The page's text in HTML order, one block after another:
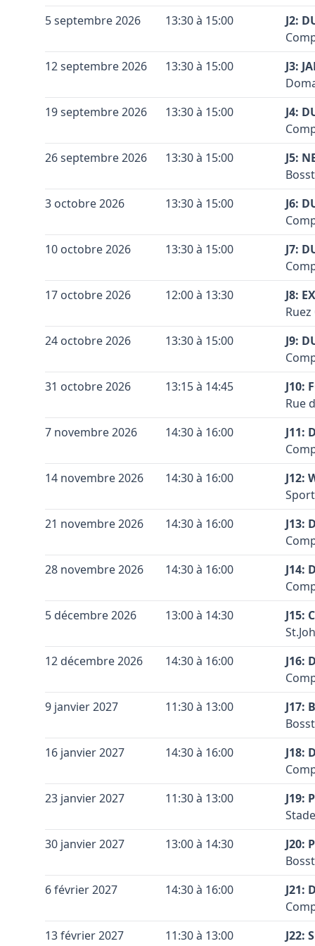
+
Par
Voir
5 septembre 2026 13:30 à 15:00
J2:
+
Leaflet|©OpenStreetMapcontributors ©
Code
M.
Voir
12 septembre 2026 13:30 à 15:00
J3:
+
Au
et
Voir
19 septembre 2026 13:30 à 15:00
J4:
+
Leaflet|©OpenStreetMapcontributors ©
M.
Voir
26 septembre 2026 13:30 à 15:00
J5:
+
Le
Voir
3 octobre 2026 13:30 à 15:00
J6:
+
Leaflet|©OpenStreetMapcontributors ©
M.
Voir
10 octobre 2026 13:30 à 15:00
J7:
+
Leaflet ©OpenStreetMapcontributors ©
M.
Voir
17 octobre 2026 12:00 à 13:30
J8:
+
Leaflet ©OpenStreetMapcontributors ©
le
Voir
24 octobre 2026 13:30 à 15:00
J9:
+
Leaflet ©OpenStreetMapcontributors ©
M.
Voir
31 octobre 2026 13:15 à 14:45
J10:
Rue
+
Leaflet|©OpenStreetMapcontributors ©
en
Voir
7 novembre 2026 14:30 à 16:00
J11:
+
Leaflet |©OpenStreetMapcontributors ©
M.
Voir
14 novembre 2026 14:30 à 16:00
J12:
+
à
Par
Voir
21 novembre 2026 14:30 à 16:00
J13:
+
Leaflet|© OpenStreetMapcontributors ©
M.
Voir
28 novembre 2026 14:30 à 16:00
J14:
+
Leaflet|© OpenStreetMapcontributors ©
M.
Voir
5 décembre 2026 13:00 à 14:30
J15:
+
Leaflet|©OpenStreetMapcontributors ©CARTO
Voir
12 décembre 2026 14:30 à 16:00
J16:
+
Leaflet OpenStreetMapcontributors ©
M.
Voir
9 janvier 2027 11:30 à 13:00
J17:
+
Le
16 janvier 2027 14:30 à 16:00
J18:
+
Code
M.
23 janvier 2027 11:30 à 13:00
J19:
+
30 janvier 2027 13:00 à 14:30
J20:
+
6 février 2027 14:30 à 16:00
J21:
+
13 février 2027 11:30 à 13:00
J22: